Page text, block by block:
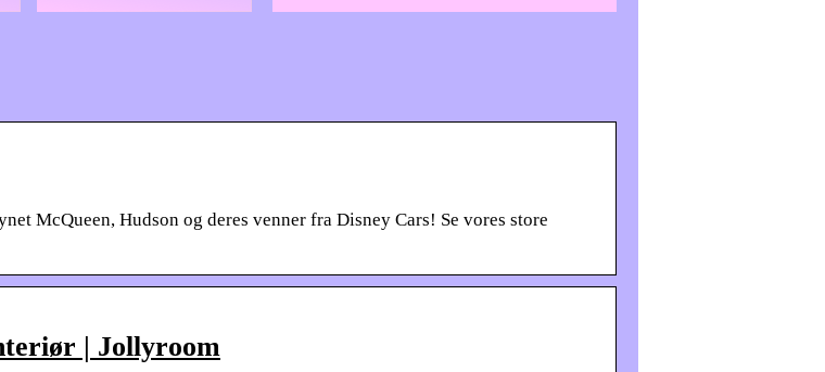
McQueen, Hudson og deres venner fra Disney Cars! Se vores store
| Jollyroom